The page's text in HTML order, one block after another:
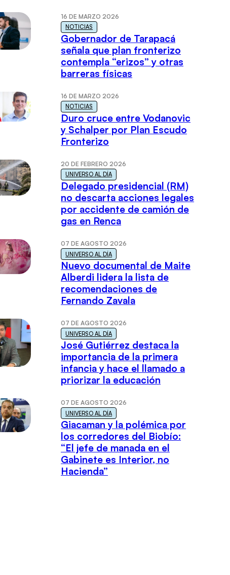
16 DE MARZO 2026
NOTICIAS
Gobernador de Tarapacá
señala que plan fronterizo
contempla “erizos” y otras
barreras físicas
16 DE MARZO 2026
NOTICIAS
Duro cruce entre Vodanovic
y Schalper por Plan Escudo
Fronterizo
20 DE FEBRERO 2026
UNIVERSO AL DÍA
Delegado presidencial (RM)
no descarta acciones legales
por accidente de camión de
gas en Renca
07 DE AGOSTO 2026
UNIVERSO AL DÍA
Nuevo documental de Maite
Alberdi lidera la lista de
recomendaciones de
Fernando Zavala
07 DE AGOSTO 2026
UNIVERSO AL DÍA
José Gutiérrez destaca la
importancia de la primera
infancia y hace el llamado a
priorizar la educación
07 DE AGOSTO 2026
UNIVERSO AL DÍA
Giacaman y la polémica por
los corredores del Biobío:
“El jefe de manada en el
Gabinete es Interior, no
Hacienda”